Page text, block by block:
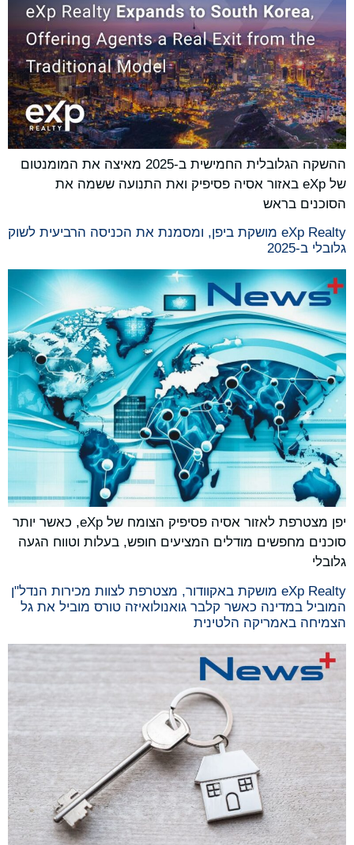
ההשקה הגלובלית החמישית ב-2025 מאיצה את המומנטום
של eXp באזור אסיה פסיפיק ואת התנועה ששמה את
הסוכנים בראש
eXp Realty מושקת ביפן, ומסמנת את הכניסה הרביעית לשוק
גלובלי ב-2025
יפן מצטרפת לאזור אסיה פסיפיק הצומח של eXp, כאשר יותר
סוכנים מחפשים מודלים המציעים חופש, בעלות וטווח הגעה
גלובלי
eXp Realty מושקת באקוודור, מצטרפת לצוות מכירות הנדל"ן
המוביל במדינה כאשר קלבר גואנולואיזה טורס מוביל את גל
הצמיחה באמריקה הלטינית